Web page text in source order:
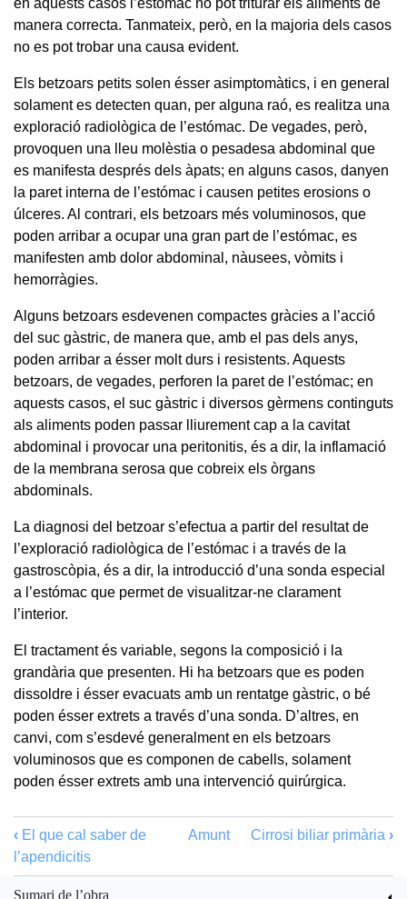
manera correcta. Tanmateix, però, en la majoria dels casos
no es pot trobar una causa evident.
Els betzoars petits solen ésser asimptomàtics, i en general
solament es detecten quan, per alguna raó, es realitza una
exploració radiològica de l’estómac. De vegades, però,
provoquen una lleu molèstia o pesadesa abdominal que
es manifesta després dels àpats; en alguns casos, danyen
la paret interna de l’estómac i causen petites erosions o
úlceres. Al contrari, els betzoars més voluminosos, que
poden arribar a ocupar una gran part de l’estómac, es
manifesten amb dolor abdominal, nàusees, vòmits i
hemorràgies.
Alguns betzoars esdevenen compactes gràcies a l’acció
del suc gàstric, de manera que, amb el pas dels anys,
poden arribar a ésser molt durs i resistents. Aquests
betzoars, de vegades, perforen la paret de l’estómac; en
aquests casos, el suc gàstric i diversos gèrmens continguts
als aliments poden passar lliurement cap a la cavitat
abdominal i provocar una peritonitis, és a dir, la inflamació
de la membrana serosa que cobreix els òrgans
abdominals.
La diagnosi del betzoar s’efectua a partir del resultat de
l’exploració radiològica de l’estómac i a través de la
gastroscòpia, és a dir, la introducció d’una sonda especial
a l’estómac que permet de visualitzar-ne clarament
l’interior.
El tractament és variable, segons la composició i la
grandària que presenten. Hi ha betzoars que es poden
dissoldre i ésser evacuats amb un rentatge gàstric, o bé
poden ésser extrets a través d’una sonda. D’altres, en
canvi, com s’esdevé generalment en els betzoars
voluminosos que es componen de cabells, solament
poden ésser extrets amb una intervenció quirúrgica.
‹ El que cal saber de
l’apendicitis
Amunt Cirrosi biliar primària ›
Sumari de l’obra